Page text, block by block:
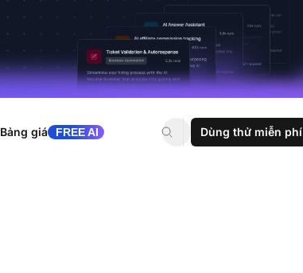
Bảng giá FREE AI Dùng thử miễn phí